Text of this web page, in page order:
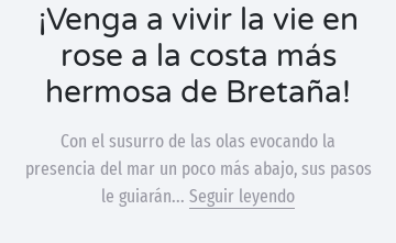
¡Venga a vivir la vie en
rose a la costa más
hermosa de Bretaña!
Con el susurro de las olas evocando la
presencia del mar un poco más abajo, sus pasos
le guiarán... Seguir leyendo